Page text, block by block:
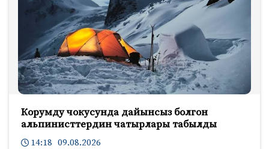
Корумду чокусунда дайынсыз болгон
альпинисттердин чатырлары табылды
14:18 09.08.2026